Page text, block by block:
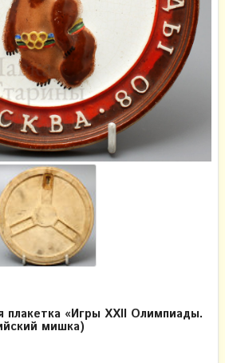
плакетка «Игры XXII Олимпиады.
мишка)